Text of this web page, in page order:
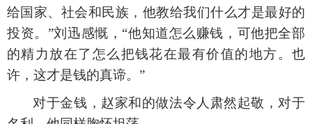
给国家、社会和民族，他教给我们什么才是最好的
投资。”刘迅感慨，“他知道怎么赚钱，可他把全部
的精力放在了怎么把钱花在最有价值的地方。也
许，这才是钱的真谛。”
对于金钱，赵家和的做法令人肃然起敬，对于